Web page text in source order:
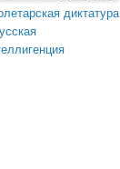
диктатура